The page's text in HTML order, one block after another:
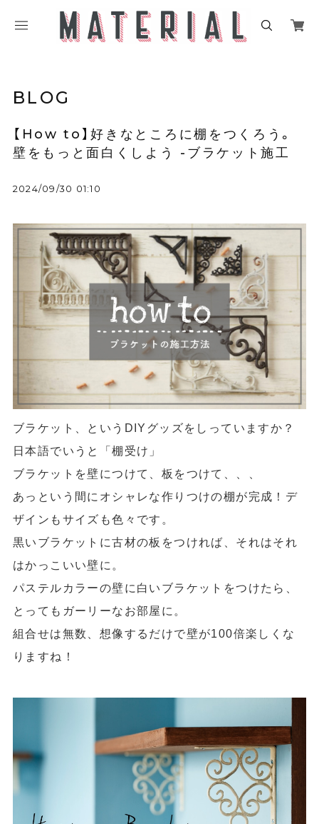
BLOG
【How to】好きなところに棚をつくろう。
壁をもっと面白くしよう -ブラケット施工
2024/09/30 01:10
ブラ ケット、というDIYグッズをしっていますか？
日本語でいうと「棚受け」
ブラケットを壁につけて、板をつけて、、、
あっという間にオシャレな作りつけの棚が完成！デ
ザインもサイズも色々です。
黒いブラケットに古材の板をつければ、それはそれ
はかっこいい壁に。
パステルカラーの壁に白いブラケットをつけたら、
とってもガーリーなお部屋に。
組合せは無数、想像するだけで壁が100倍楽しくな
りますね！